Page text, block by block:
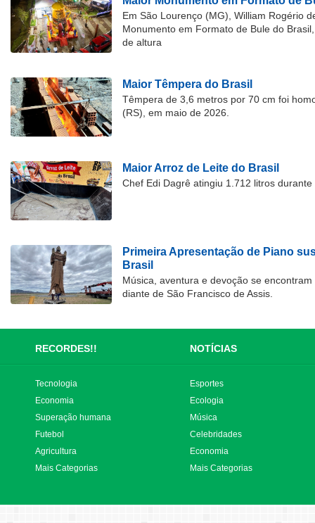
Em São Lourenço (MG), William Rogério
Monumento em Formato de Bule do
de altura
Maior Têmpera do Brasil
Têmpera de 3,6 metros por 70 cm foi
(RS), em maio de 2026.
Maior Arroz de Leite do Brasil
Chef Edi Dagrê atingiu 1.712 litros
Primeira Apresentação de Piano
Brasil
Música, aventura e devoção se
diante de São Francisco de Assis.
RECORDES!! NOTÍCIAS
Tecnologia
Economia
Superação humana
Futebol
Agricultura
Mais Categorias
Esportes
Ecologia
Música
Celebridades
Economia
Mais Categorias